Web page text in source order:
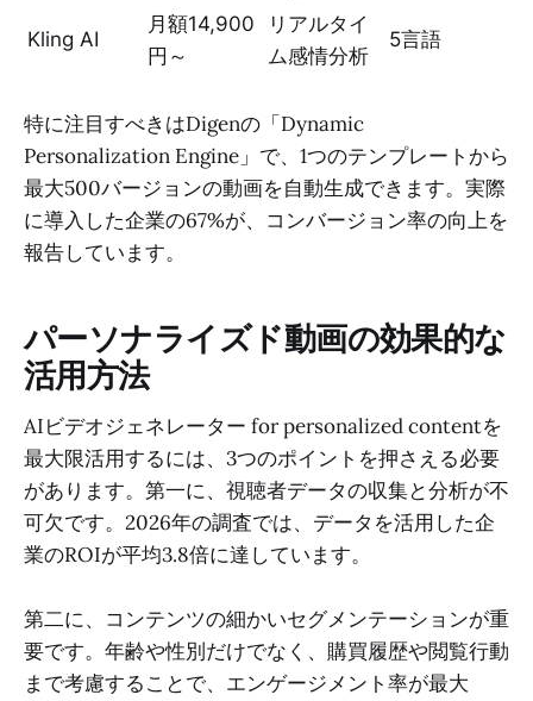
Kling AI
月額14,900
円～
リアルタイ
ム感情分析
5言語
特に注目すべきはDigenの「Dynamic
Personalization Engine」で、1つのテンプレートから
最大500バージョンの動画を自動生成できます。実際
に導入した企業の67%が、コンバージョン率の向上を
報告しています。
パーソナライズド動画の効果的な
活用方法
AIビデオジェネレーター for personalized contentを
最大限活用するには、3つのポイントを押さえる必要
があります。第一に、視聴者データの収集と分析が不
可欠です。2026年の調査では、データを活用した企
業のROIが平均3.8倍に達しています。
第二に、コンテンツの細かいセグメンテーションが重
要です。年齢や性別だけでなく、購買履歴や閲覧行動
まで考慮することで、エンゲージメント率が最大